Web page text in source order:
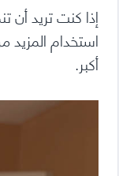
إذا كنت تريد أن
استخدام
أكبر.